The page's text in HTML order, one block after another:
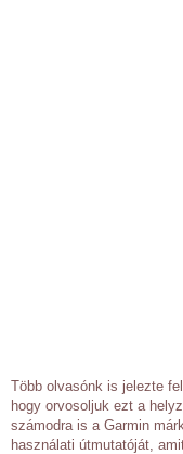
Több olvasónk is jelezte
hogy orvosoljuk ezt a
számodra is a Garmin
használati útmutatóját,